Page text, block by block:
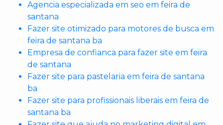
Agencia especializada em seo em feira de
santana
Fazer site otimizado para motores de busca em
feira de santana ba
Empresa de confianca para fazer site em feira
de santana
Fazer site para pastelaria em feira de santana
ba
Fazer site para profissionais liberais em feira de
santana ba